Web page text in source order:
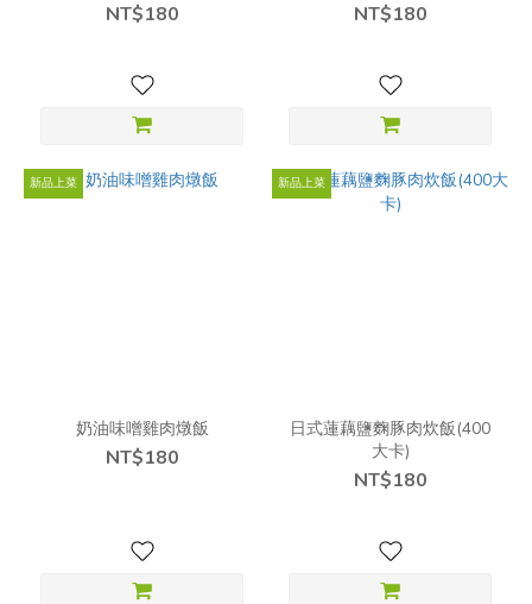
NT$180 NT$180
新品上菜
奶油味噌雞肉燉飯
NT$180
新品上菜
日式蓮藕鹽麴豚肉炊飯(400
大卡)
NT$180